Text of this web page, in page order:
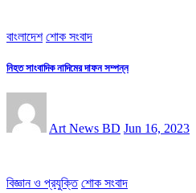
বাংলাদেশ শোক সংবাদ
নিহত সাংবাদিক নাদিমের দাফন সম্পন্ন
Art News BD Jun 16, 2023
বিজ্ঞান ও প্রযুক্তি শোক সংবাদ